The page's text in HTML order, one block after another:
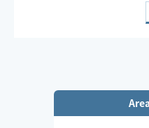
ギリギリのご予約は対応
余裕を持ってご予約をお